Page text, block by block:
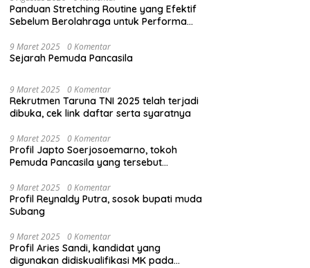
Panduan Stretching Routine yang Efektif
Sebelum Berolahraga untuk Performa
9 Maret 2025 0 Komentar
Sejarah Pemuda Pancasila
9 Maret 2025 0 Komentar
Rekrutmen Taruna TNI 2025 telah terjadi
dibuka, cek link daftar serta syaratnya
9 Maret 2025 0 Komentar
Profil Japto Soerjosoemarno, tokoh
Pemuda Pancasila yang tersebut
9 Maret 2025 0 Komentar
Profil Reynaldy Putra, sosok bupati muda
Subang
9 Maret 2025 0 Komentar
Profil Aries Sandi, kandidat yang
digunakan didiskualifikasi MK pada